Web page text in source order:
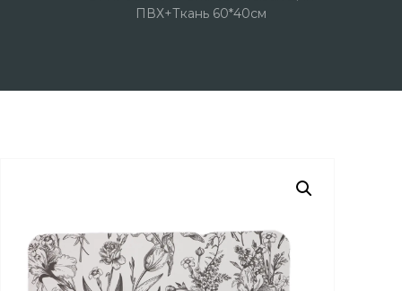
ПВХ+ткань 60*40см